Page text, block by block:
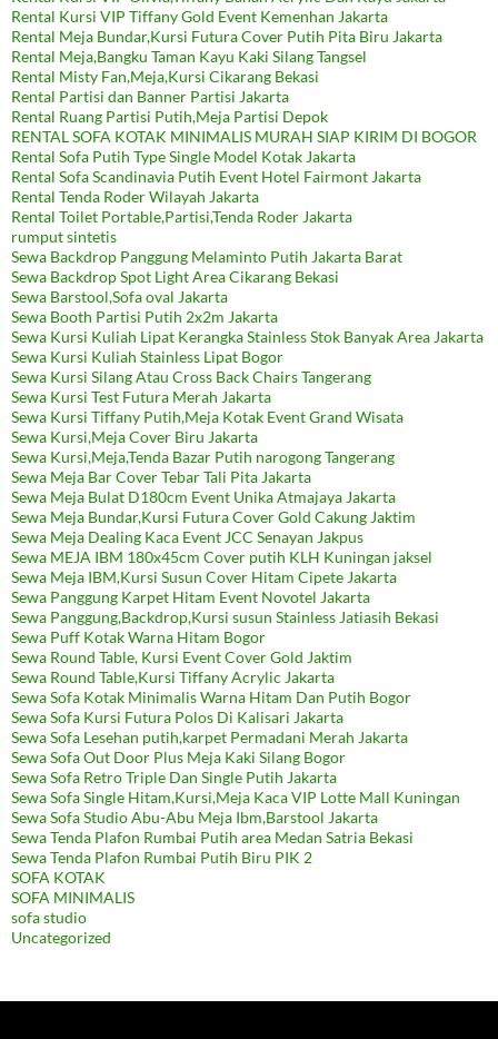
Rental Kursi VIP Tiffany Gold Event Kemenhan Jakarta
Rental Meja Bundar,Kursi Futura Cover Putih Pita Biru Jakarta
Rental Meja,Bangku Taman Kayu Kaki Silang Tangsel
Rental Misty Fan,Meja,Kursi Cikarang Bekasi
Rental Partisi dan Banner Partisi Jakarta
Rental Ruang Partisi Putih,Meja Partisi Depok
RENTAL SOFA KOTAK MINIMALIS MURAH SIAP KIRIM DI BOGOR
Rental Sofa Putih Type Single Model Kotak Jakarta
Rental Sofa Scandinavia Putih Event Hotel Fairmont Jakarta
Rental Tenda Roder Wilayah Jakarta
Rental Toilet Portable,Partisi,Tenda Roder Jakarta
rumput sintetis
Sewa Backdrop Panggung Melaminto Putih Jakarta Barat
Sewa Backdrop Spot Light Area Cikarang Bekasi
Sewa Barstool,Sofa oval Jakarta
Sewa Booth Partisi Putih 2x2m Jakarta
Sewa Kursi Kuliah Lipat Kerangka Stainless Stok Banyak Area Jakarta
Sewa Kursi Kuliah Stainless Lipat Bogor
Sewa Kursi Silang Atau Cross Back Chairs Tangerang
Sewa Kursi Test Futura Merah Jakarta
Sewa Kursi Tiffany Putih,Meja Kotak Event Grand Wisata
Sewa Kursi,Meja Cover Biru Jakarta
Sewa Kursi,Meja,Tenda Bazar Putih narogong Tangerang
Sewa Meja Bar Cover Tebar Tali Pita Jakarta
Sewa Meja Bulat D180cm Event Unika Atmajaya Jakarta
Sewa Meja Bundar,Kursi Futura Cover Gold Cakung Jaktim
Sewa Meja Dealing Kaca Event JCC Senayan Jakpus
Sewa MEJA IBM 180x45cm Cover putih KLH Kuningan jaksel
Sewa Meja IBM,Kursi Susun Cover Hitam Cipete Jakarta
Sewa Panggung Karpet Hitam Event Novotel Jakarta
Sewa Panggung,Backdrop,Kursi susun Stainless Jatiasih Bekasi
Sewa Puff Kotak Warna Hitam Bogor
Sewa Round Table, Kursi Event Cover Gold Jaktim
Sewa Round Table,Kursi Tiffany Acrylic Jakarta
Sewa Sofa Kotak Minimalis Warna Hitam Dan Putih Bogor
Sewa Sofa Kursi Futura Polos Di Kalisari Jakarta
Sewa Sofa Lesehan putih,karpet Permadani Merah Jakarta
Sewa Sofa Out Door Plus Meja Kaki Silang Bogor
Sewa Sofa Retro Triple Dan Single Putih Jakarta
Sewa Sofa Single Hitam,Kursi,Meja Kaca VIP Lotte Mall Kuningan
Sewa Sofa Studio Abu-Abu Meja Ibm,Barstool Jakarta
Sewa Tenda Plafon Rumbai Putih area Medan Satria Bekasi
Sewa Tenda Plafon Rumbai Putih Biru PIK 2
SOFA KOTAK
SOFA MINIMALIS
sofa studio
Uncategorized